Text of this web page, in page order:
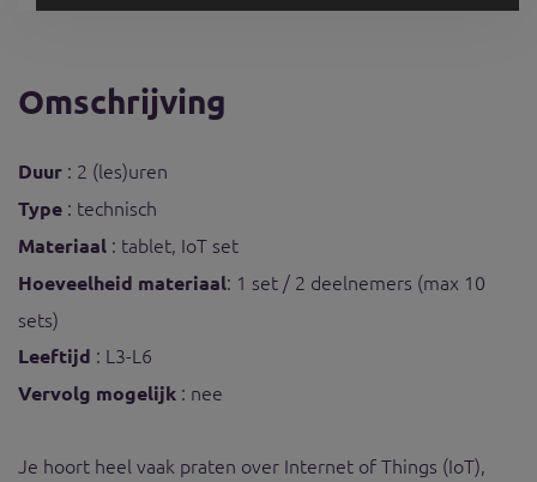
Omschrijving
Duur : 2 (les)uren
Type : technisch
Materiaal : tablet, IoT set
Hoeveelheid materiaal: 1 set / 2 deelnemers (max 10
sets)
Leeftijd : L3-L6
Vervolg mogelijk : nee
Je hoort heel vaak praten over Internet of Things (IoT),